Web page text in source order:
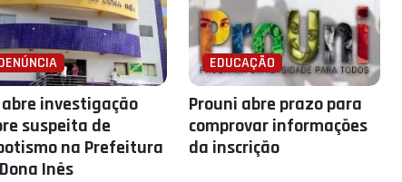
abre investigação
suspeita de
na Prefeitura
Inês
EDUCAÇÃO
Prouni abre prazo para
comprovar informações
da inscrição